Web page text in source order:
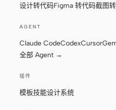
设计转代码Figma 转代码截图
AGENT
Claude CodeCodexCursor
全部 Agent →
插件
模板技能设计系统